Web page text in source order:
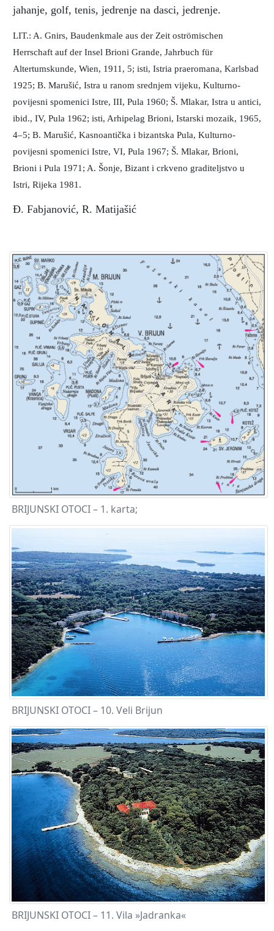
jahanje, golf, tenis, jedrenje na dasci, jedrenje.
LIT.: A. Gnirs, Baudenkmale aus der Zeit oströmischen
Herrschaft auf der Insel Brioni Grande, Jahrbuch für
Altertumskunde, Wien, 1911, 5; isti, Istria praeromana, Karlsbad
1925; B. Marušić, Istra u ranom srednjem vijeku, Kulturno-
povijesni spomenici Istre, III, Pula 1960; Š. Mlakar, Istra u antici,
ibid., IV, Pula 1962; isti, Arhipelag Brioni, Istarski mozaik, 1965,
4–5; B. Marušić, Kasnoantička i bizantska Pula, Kulturno-
povijesni spomenici Istre, VI, Pula 1967; Š. Mlakar, Brioni,
Brioni i Pula 1971; A. Šonje, Bizant i crkveno graditeljstvo u
Istri, Rijeka 1981.
Đ. Fabjanović, R. Matijašić
BRIJUNSKI OTOCI – 1. karta;
BRIJUNSKI OTOCI – 10. Veli Brijun
BRIJUNSKI OTOCI – 11. Vila »Jadranka«